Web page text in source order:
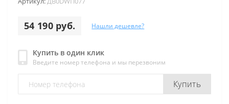
54 190 руб. Нашли дешевле?
Купить в один клик
Введите номер телефона и мы перезвоним
Купить